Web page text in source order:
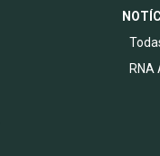
RNA